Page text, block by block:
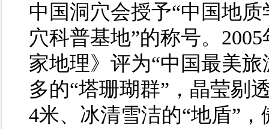
中国洞穴会授予“中国地
穴科普基地”的称号。
家地理》评为“中国最美
多的“塔珊瑚群”，晶莹剔
4米、冰清雪洁的“地盾”